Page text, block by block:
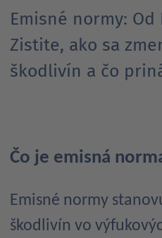
Emisné normy: Od
Zistite, ako sa
škodlivín a čo
Čo je emisná
Emisné normy
škodlivín vo